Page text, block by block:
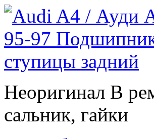
Неоригинал В
сальник, гайки